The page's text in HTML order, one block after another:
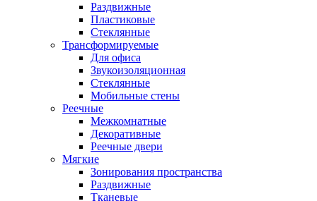
Раздвижные
Пластиковые
Стеклянные
Трансформируемые
Для офиса
Звукоизоляционная
Стеклянные
Мобильные стены
Реечные
Межкомнатные
Декоративные
Реечные двери
Мягкие
Зонирования пространства
Раздвижные
Тканевые